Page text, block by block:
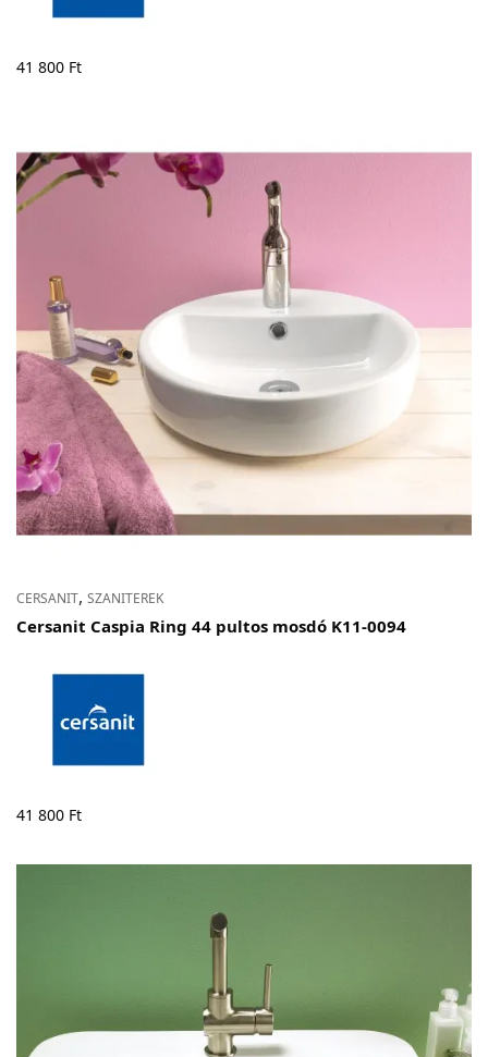
41 800 Ft
CERSANIT, SZANITEREK
Cersanit Caspia Ring 44 pultos mosdó K11-0094
41 800 Ft